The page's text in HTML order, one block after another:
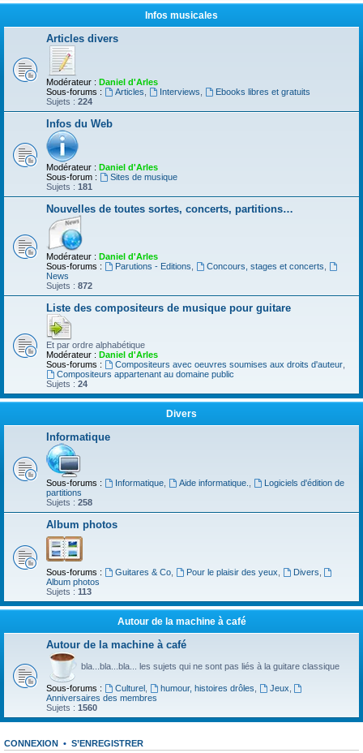
Infos musicales
Articles divers
Modérateur : Daniel d'Arles
Sous-forums :
Articles Interviews
Ebooks libres et gratuits
Sujets : 224
Infos du Web
Modérateur : Daniel d'Arles
Sous-forum :
Sites de musique
Sujets : 181
Nouvelles de toutes sortes, concerts, partitions…
Modérateur : Daniel d'Arles
Sous-forums :
Parutions - Editions Concours, stages et concerts
News
Sujets : 872
Liste des compositeurs de musique pour guitare
Et par ordre alphabétique
Modérateur : Daniel d'Arles
Sous-forums :
Compositeurs avec oeuvres soumises aux droits d'auteur,
Compositeurs appartenant au domaine public
Sujets : 24
Divers
Informatique
Sous-forums : Informatique, Aide informatique.
Logiciels d'édition de
partitions
Sujets : 258
Album photos
Sous-forums : Guitares & Co, Pour le plaisir des yeux Divers
Album photos
Sujets : 113
Autour de la machine à café
Autour de la machine à café
bla...bla...bla... les sujets qui ne sont pas liés à la guitare classique
Sous-forums : Culturel, humour, histoires drôles Jeux
Anniversaires des membres
Sujets : 1560
CONNEXION • S’ENREGISTRER